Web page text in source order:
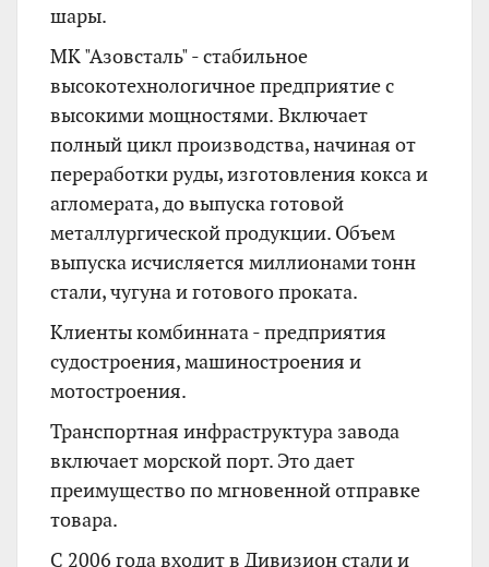
шары.
МК "Азовсталь" - стабильное
высокотехнологичное предприятие с
высокими мощностями. Включает
полный цикл производства, начиная от
переработки руды, изготовления кокса и
агломерата, до выпуска готовой
металлургической продукции. Объем
выпуска исчисляется миллионами тонн
стали, чугуна и готового проката.
Клиенты комбинната - предприятия
судостроения, машиностроения и
мотостроения.
Транспортная инфраструктура завода
включает морской порт. Это дает
преимущество по мгновенной отправке
товара.
С 2006 года входит в Дивизион стали и